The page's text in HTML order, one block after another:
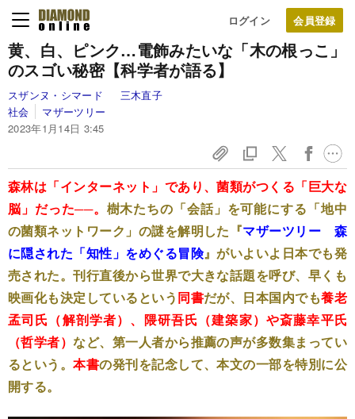
ログイン
黄、白、ピンク…電飾みたいな「木の根っこ」
のスゴい秘密【科学者が語る】
スザンヌ・シマード
三木直子
社会
マザーツリー
2023年1月14日 3:45
森林は「インターネット」であり、菌類がつくる「巨大な
脳」だった──。 樹木たちの「会話」を可能にする「地中
の菌類ネットワーク」の謎を解明した『マザーツリー 森
に隠された「知性」をめぐる冒険』がいよいよ日本でも発
売された。刊行直後から世界で大きな話題を呼び、早くも
映画化も決定しているという同書だが、日本国内でも養老
孟司氏（解剖学者）、隈研吾氏（建築家）や斎藤幸平氏
（哲学者）など、第一人者から推薦の声が多数集まってい
るという。本書の発刊を記念して、本文の一部を特別に公
開する。